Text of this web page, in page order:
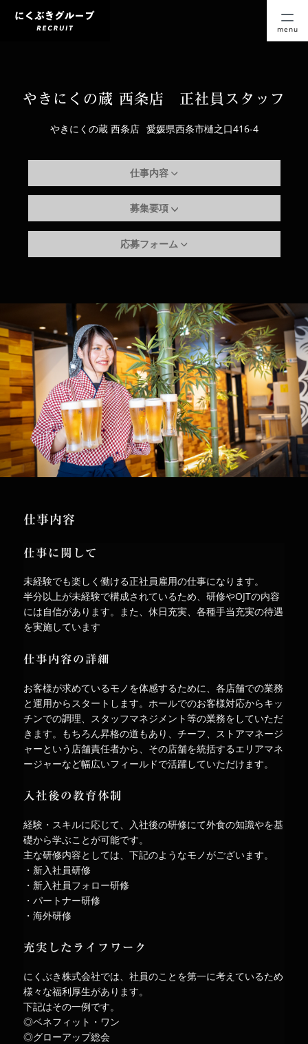
menu
やきにくの蔵 西条店 正社員スタッフ
やきにくの蔵 西条店 愛媛県西条市樋之口416-4
仕事内容
募集要項
応募フォーム
仕事内容
仕事に関して
未経験でも楽しく働ける正社員雇用の仕事になります。
半分以上が未経験で構成されているため、研修やOJTの内容
には自信があります。また、休日充実、各種手当充実の待遇
を実施しています
仕事内容の詳細
お客様が求めているモノを体感するために、各店舗での業務
と運用からスタートします。ホールでのお客様対応からキッ
チンでの調理、スタッフマネジメント等の業務をしていただ
きます。もちろん昇格の道もあり、チーフ、ストアマネージ
ャーという店舗責任者から、その店舗を統括するエリアマネ
ージャーなど幅広いフィールドで活躍していただけます。
入社後の教育体制
経験・スキルに応じて、入社後の研修にて外食の知識やを基
礎から学ぶことが可能です。
主な研修内容としては、下記のようなモノがございます。
・新入社員研修
・新入社員フォロー研修
・パートナー研修
・海外研修
充実したライフワーク
にくぶき株式会社では、社員のことを第一に考えているため
様々な福利厚生があります。
下記はその一例です。
◎ベネフィット・ワン
◎グローアップ総会